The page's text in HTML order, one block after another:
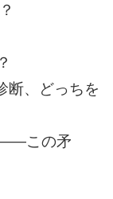
断、どっちを
――この矛